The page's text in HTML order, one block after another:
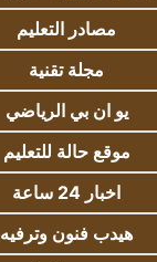
مصادر التعليم
مجلة تقنية
يو ان بي الرياضي
موقع حالة للتعليم
اخبار 24 ساعة
هيدب فنون وترفيه